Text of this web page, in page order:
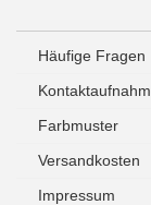
Häufige Fragen
Farbmuster
Versandkosten
Impressum